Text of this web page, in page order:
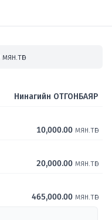
мян.төг
Нинагийн ОТГОНБАЯР
10,000.00 мян.төг
20,000.00 мян.төг
465,000.00 мян.төг